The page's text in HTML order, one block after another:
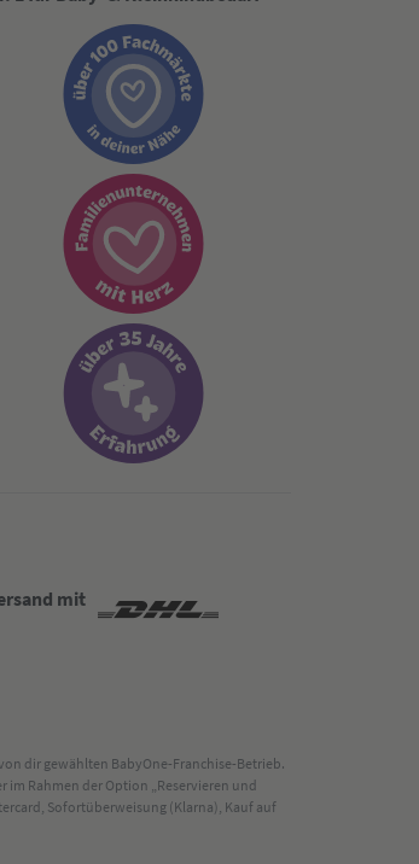
mit
dir gewählten BabyOne-Franchise-Betrieb.
im Rahmen der Option „Reservieren und
Sofortüberweisung (Klarna), Kauf auf